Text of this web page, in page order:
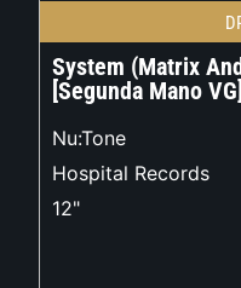
System (Matrix
[Segunda Mano VG]
Nu:Tone
Hospital Records
12"